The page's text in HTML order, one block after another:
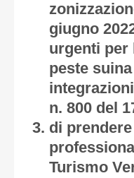
giugno
urgenti per
peste
n. 800 del
di
Turismo